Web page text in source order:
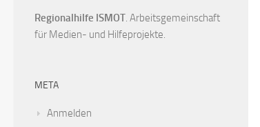
Regionalhilfe ISMOT. Arbeitsgemeinschaft
für Medien- und Hilfeprojekte.
META
Anmelden